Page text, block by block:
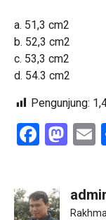
a. 51,3 cm2
b. 52,3 cm2
c. 53,3 cm2
d. 54.3 cm2
Pengunjung: